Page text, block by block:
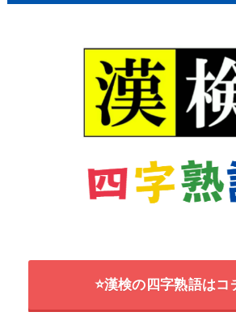
⭐漢検の四字熟語はコ